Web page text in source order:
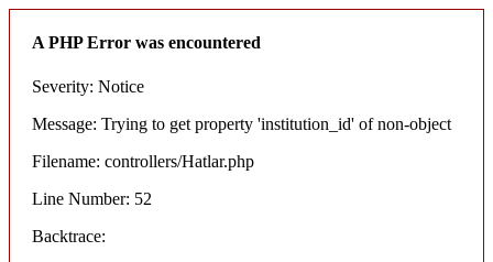
A PHP Error was encountered
Severity: Notice
Message: Trying to get property 'institution_id' of non-object
Filename: controllers/Hatlar.php
Line Number: 52
Backtrace: